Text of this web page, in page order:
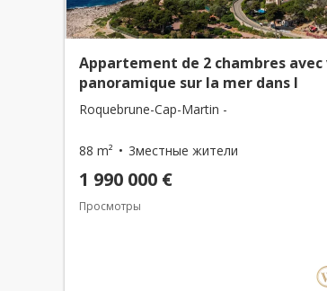
Appartement de 2 chambres avec
panoramique sur la mer dans l
Roquebrune-Cap-Martin -
88 m² 3местные жители
1 990 000 €
Просмотры